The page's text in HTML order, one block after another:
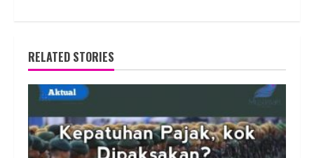
RELATED STORIES